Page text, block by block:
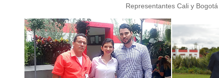
Representantes Cali yBogotá